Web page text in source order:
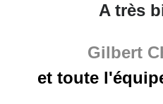
A très
Gilbert
et toute